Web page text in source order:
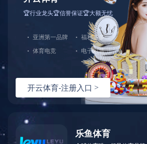
生产基地
驰通达集团在深圳和江门拥有大型生产制
同时向国内外提供OEM、ODM业务，产品通
证，资质齐全，品质保证。